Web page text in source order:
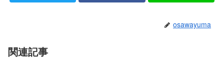
osawayuma
関連記事